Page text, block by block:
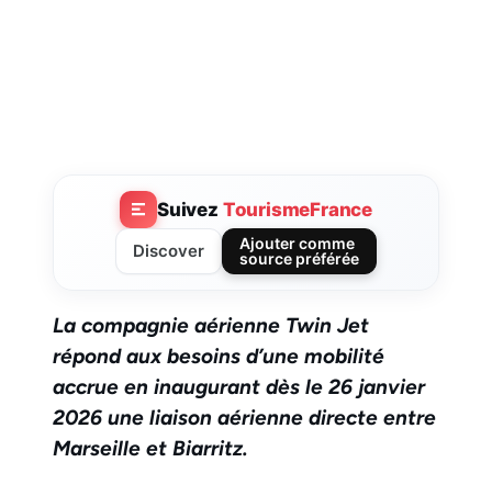
Suivez TourismeFrance
Discover
Ajouter comme
source préférée
La compagnie aérienne Twin Jet
répond aux besoins d’une mobilité
accrue en inaugurant dès le 26 janvier
2026 une liaison aérienne directe entre
Marseille et Biarritz.